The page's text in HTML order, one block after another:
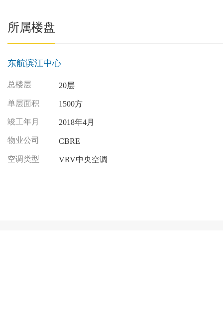
所属楼盘
东航滨江中心
总楼层 20层
单层面积 1500方
竣工年月 2018年4月
物业公司 CBRE
空调类型 VRV中央空调